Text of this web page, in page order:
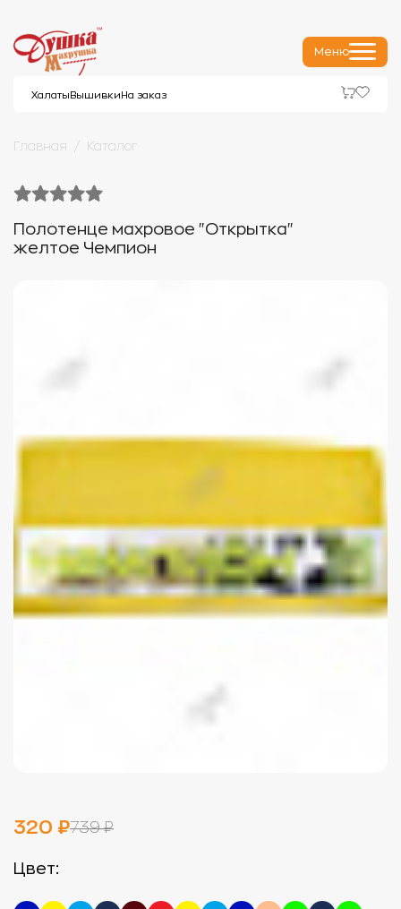
Меню
Халаты Вышивки На заказ
Главная Каталог
Полотенце махровое "Открытка"
желтое Чемпион
320 ₽739 ₽
Цвет: